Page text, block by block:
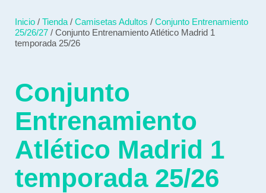
Inicio / Tienda / Camisetas Adultos / Conjunto Entrenamiento
25/26/27 / Conjunto Entrenamiento Atlético Madrid 1
temporada 25/26
Conjunto
Entrenamiento
Atlético Madrid 1
temporada 25/26